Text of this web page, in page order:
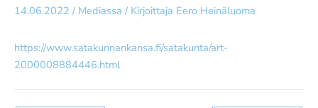
14.06.2022 / Mediassa / Kirjoittaja Eero Heinäluoma
https://www.satakunnankansa.fi/satakunta/art-
2000008884446.html